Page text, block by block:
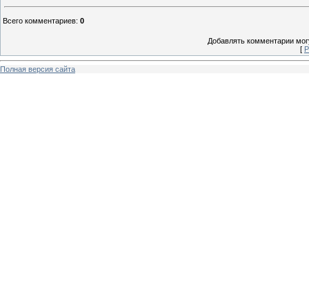
Всего комментариев: 0
Добавлять комментарии
[
Полная версия сайта